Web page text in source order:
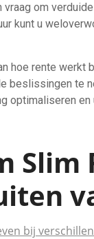
vraag om
kunt u
hoe rente
beslissingen te
optimaliseren
bij